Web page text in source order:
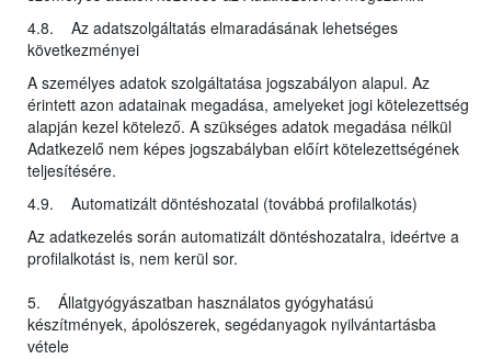
4.8. Az adatszolgáltatás elmaradásának lehetséges
következményei
A személyes adatok szolgáltatása jogszabályon alapul. Az
érintett azon adatainak megadása, amelyeket jogi kötelezettség
alapján kezel kötelező. A szükséges adatok megadása nélkül
Adatkezelő nem képes jogszabályban előírt kötelezettségének
teljesítésére.
4.9. Automatizált döntéshozatal (továbbá profilalkotás)
Az adatkezelés során automatizált döntéshozatalra, ideértve a
profilalkotást is, nem kerül sor.
5. Állatgyógyászatban használatos gyógyhatású
készítmények, ápolószerek, segédanyagok nyilvántartásba
vétele